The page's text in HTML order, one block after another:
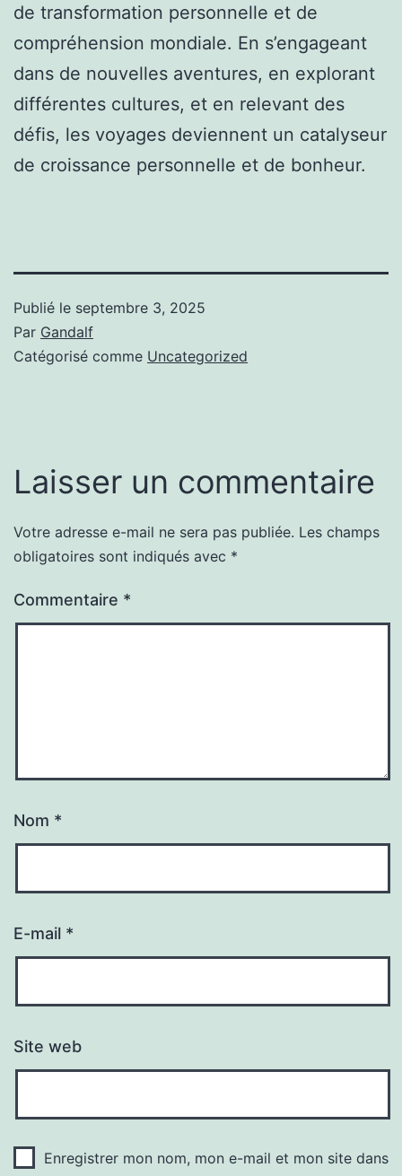
de transformation personnelle et de
compréhension mondiale. En s’engageant
dans de nouvelles aventures, en explorant
différentes cultures, et en relevant des
défis, les voyages deviennent un catalyseur
de croissance personnelle et de bonheur.
Publié le septembre 3, 2025
Par Gandalf
Catégorisé comme Uncategorized
Laisser un commentaire
Votre adresse e-mail ne sera pas publiée. Les champs
obligatoires sont indiqués avec *
Commentaire *
Nom *
E-mail *
Site web
Enregistrer mon nom, mon e-mail et mon site dans